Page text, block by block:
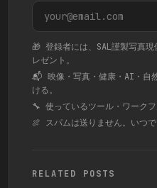
🎁 登録者には、SAL謹製写真
レゼント。
📬 映像・写真・健康・AI・自
ける。
🔧 使っているツール・ワークフ
🍖 スパムは送りません。いつで
RELATED POSTS